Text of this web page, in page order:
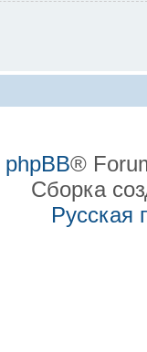
phpBB®
Сборка
Русская